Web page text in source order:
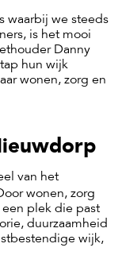
waarbij we steeds
is het mooi
Danny
hun wijk
wonen, zorg en
van het
wonen, zorg
plek die past
duurzaamheid
wijk,